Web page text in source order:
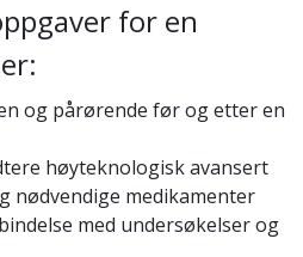
for en
og pårørende før og etter en
høyteknologisk avansert
nødvendige medikamenter
med undersøkelser og